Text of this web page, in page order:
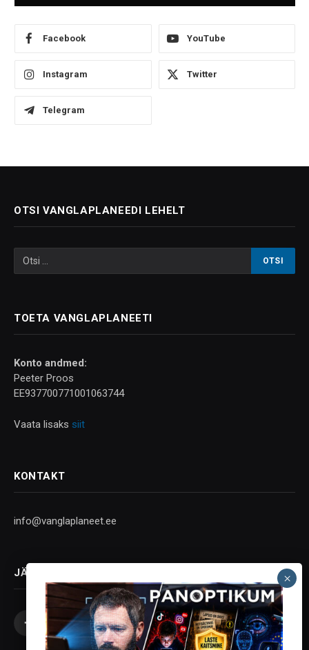
Facebook YouTube
Instagram Twitter
Telegram
OTSI VANGLAPLANEEDI LEHELT
TOETA VANGLAPLANEETI
Konto andmed:
Peeter Proos
EE937700771001063744
Vaata lisaks siit
KONTAKT
info@vanglaplaneet.ee
JÄLGI SOTSIAALMEEDIAS
Facebook
X
(Twitter)
InstagramYouTubeTelegram